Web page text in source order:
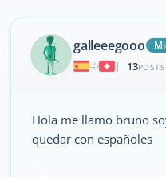
galleeegooo
|
13POSTS
Hola me llamo bruno
quedar con españoles